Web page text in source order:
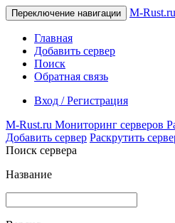
Переключение навигации M-Rust.ru
Главная
Добавить сервер
Поиск
Обратная связь
Вход / Регистрация
M-Rust.ru Мониторинг серверов
Добавить сервер Раскрутить
Поиск сервера
Название